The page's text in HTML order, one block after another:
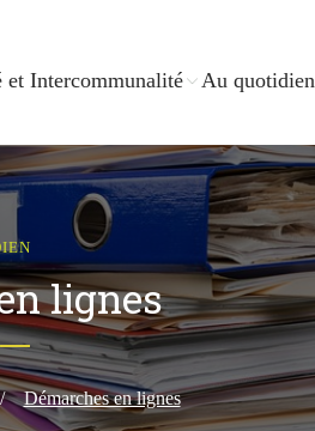
Intercommunalité Au quotidien
lignes
/ Démarches en lignes